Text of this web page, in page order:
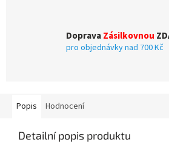
DopravaZásilkovnou
pro objednávky nad 700 Kč
Popis Hodnocení
Detailní popis produktu